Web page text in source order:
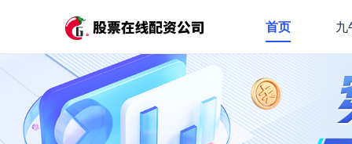
首页 九